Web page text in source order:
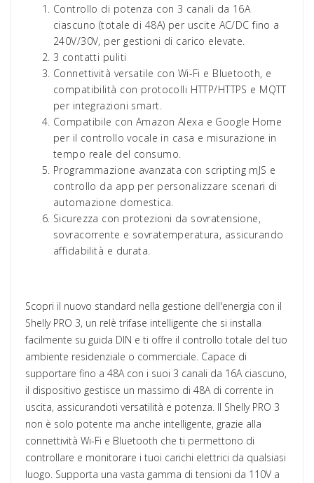
Controllo di potenza con 3 canali da 16A
ciascuno (totale di 48A) per uscite AC/DC fino a
240V/30V, per gestioni di carico elevate.
3 contatti puliti
Connettività versatile con Wi-Fi e Bluetooth, e
compatibilità con protocolli HTTP/HTTPS e MQTT
per integrazioni smart.
Compatibile con Amazon Alexa e Google Home
per il controllo vocale in casa e misurazione in
tempo reale del consumo.
Programmazione avanzata con scripting mJS e
controllo da app per personalizzare scenari di
automazione domestica.
Sicurezza con protezioni da sovratensione,
sovracorrente e sovratemperatura, assicurando
affidabilità e durata.
Scopri il nuovo standard nella gestione dell'energia con il
Shelly PRO 3, un relè trifase intelligente che si installa
facilmente su guida DIN e ti offre il controllo totale del tuo
ambiente residenziale o commerciale. Capace di
supportare fino a 48A con i suoi 3 canali da 16A ciascuno,
il dispositivo gestisce un massimo di 48A di corrente in
uscita, assicurandoti versatilità e potenza. Il Shelly PRO 3
non è solo potente ma anche intelligente, grazie alla
connettività Wi-Fi e Bluetooth che ti permettono di
controllare e monitorare i tuoi carichi elettrici da qualsiasi
luogo. Supporta una vasta gamma di tensioni da 110V a